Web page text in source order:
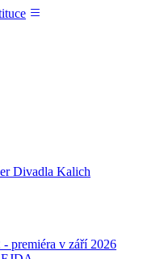
Divadla Kalich
premiéra v září 2026